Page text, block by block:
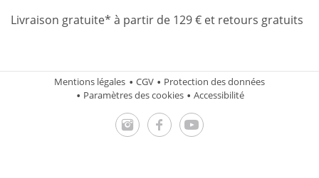
Livraison gratuite* à partir de 129 € et retours gratuits
Mentions légales CGV
Protection des données
Paramètres des cookies
Accessibilité